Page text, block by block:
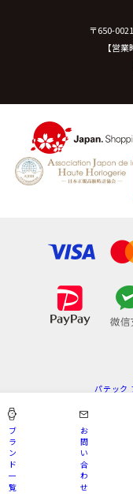
〒650-
【営
パテック
Copyright
ブ
ラ
ン
ド
一
覧
お
問
い
合
わ
せ